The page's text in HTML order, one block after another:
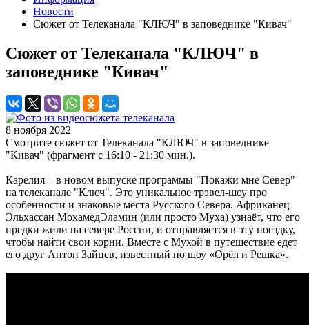
Новости
Сюжет от Телеканала "КЛЮЧ" в заповеднике "Кивач"
Сюжет от Телеканала "КЛЮЧ" в
заповеднике "Кивач"
8 ноября 2022
Смотрите сюжет от Телеканала "КЛЮЧ" в заповеднике
"Кивач" (фрагмент с 16:10 - 21:30 мин.).
Карелия – в новом выпуске программы "Покажи мне Север"
на телеканале "Ключ". Это уникальное трэвел-шоу про
особенности и знаковые места Русского Севера. Африканец
Эльхассан МохамедЭламин (или просто Муха) узнаёт, что его
предки жили на севере России, и отправляется в эту поездку,
чтобы найти свои корни. Вместе с Мухой в путешествие едет
его друг Антон Зайцев, известный по шоу «Орёл и Решка».